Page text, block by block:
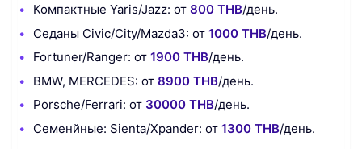
Компактные Yaris/Jazz: от 800 THB/день.
Седаны Civic/City/Mazda3: от 1000 THB/день.
Fortuner/Ranger: от 1900 THB/день.
BMW, MERCEDES: от 8900 THB/день.
Porsche/Ferrari: от 30000 THB/день.
Семенйные: Sienta/Xpander: от 1300 THB/день.